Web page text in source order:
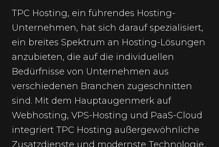
TPC Hosting, ein führendes Hosting-
Unternehmen, hat sich darauf spezialisiert,
ein breites Spektrum an Hosting-Lösungen
anzubieten, die auf die individuellen
Bedürfnisse von Unternehmen aus
verschiedenen Branchen zugeschnitten
sind. Mit dem Hauptaugenmerk auf
Webhosting, VPS-Hosting und PaaS-Cloud
integriert TPC Hosting außergewöhnliche
Zusatzdienste und modernste Technologie,